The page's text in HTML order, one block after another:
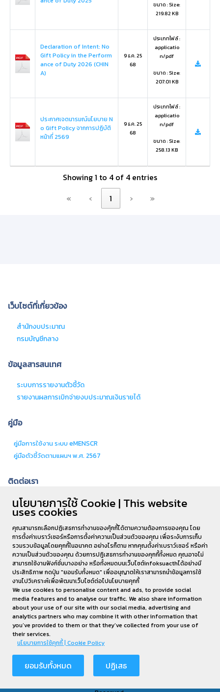
ขนาด : Size:
219.82 KB
Declaration of Intent: No
Gift Policy in the Perform
ance of Duty 2026 (CHIN
A)
9 ธ.ค. 25
68
ประเภทไฟล์ :
applicatio
n/pdf
ขนาด : Size:
207.01 KB
ประกาศเจตนารมณ์นโยบาย N
o Gift Policy จากการปฏิบัติ
หน้าที่ 2569
9 ธ.ค. 25
68
ประเภทไฟล์ :
applicatio
n/pdf
ขนาด : Size:
258.13 KB
Showing 1 to 4 of 4 entries
«
‹ 1 › »
เว็บไซต์ที่เกี่ยวข้อง
สํานักงบประมาณ
กรมบัญชีกลาง
ข้อมูลสารสนเทศ
ระบบการรายงานตัวชี้วัด
รายงานผลการเบิกจ่ายงบประมาณเงินรายได้
คู่มือ
คู่มือการใช้งาน ระบบ eMENSCR
คู่มือตัวชี้วัดตามแผนฯ พ.ศ. 2567
ติดต่อเรา
สำนักงานอธิการบดีและบริหารสินทรัพย์ ชั้น
4 ห้องกองนโยบายและแผน 62/1 ถ.เกษตรสมบูรณ์ ต.กาฬสินธุ์ อ.เมือง จ.กาฬสินธุ์
46000
โทร . 043-811-128 ต่อ 6180
การเปิดเผยข้อมูลของสถาบัน อุดมศึกษา มหาวิทยาลัยกาฬสินธุ์
นโยบายการใช้ Cookie | This website
uses cookies
คุณสามารถเลือกปฏิเสธการทำงานของคุ้กกี้ได้ตามความต้องการของคุณ โดย
การตั้งค่าเบราว์เซอร์หรือการตั้งค่าความเป็นส่วนตัวของคุณ เพื่อระงับการเก็บ
รวมรวบข้อมูลโดยคุกกี้ในอนาคต อย่างไรก็ตาม หากคุณตั้งค่าเบราว์เซอร์ หรือค่า
ความเป็นส่วนตัวของคุณ ด้วยการปฎิเสธการทำงานของคุกกี้ทั้งหมด คุณอาจไม่
สามารถใช้งานฟังก์ชั่นบางอย่าง หรือทั้งหมดบนเว็บไซต์infoksuacthได้อย่างมี
ประสิทธิภาพ กดปุ่ม "ยอมรับทั้งหมด" เพื่ออนุญาตให้เราสามารถนำข้อมูลการใช้
งานไปวิเคราะห์เพื่อพัฒนาเว็บไซต์ต่อไปนโยบายคุกกี้
We use cookies to personalise content and ads, to provide social
media features and to analyse our traffic. We also share information
about your use of our site with our social media, advertising and
analytics partners who may combine it with other information that
you’ve provided to them or that they’ve collected from your use of
their services.
นโยบายการใช้คุกกี้ | Cookie Policy
ยอมรับทั้งหมด ปฏิเสธ